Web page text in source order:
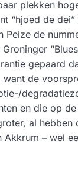
plekken
“hjoed de
Peize de
gepaard
want de
en die op
al hebben
Akkrum – wel